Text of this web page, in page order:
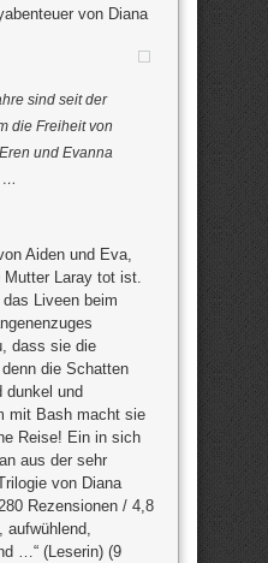
von Diana
sind seit der
die Freiheit von
und Evanna
…
Aiden und Eva,
Laray tot ist.
Liveen beim
dass sie die
die Schatten
dunkel und
mit Bash macht sie
Reise! Ein in sich
aus der sehr
von Diana
Rezensionen / 4,8
aufwühlend,
…“ (Leserin) (9